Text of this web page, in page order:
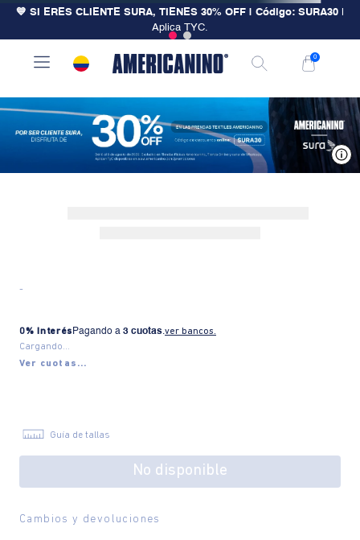
💙 SI ERES CLIENTE SURA, TIENES 30% OFF | Código: SURA30
Aplica TYC.
0
-
0% Interés Pagando a 3 cuotas.ver bancos.
Cargando...
Ver cuotas...
Guía de tallas
No disponible
Cambios y devoluciones